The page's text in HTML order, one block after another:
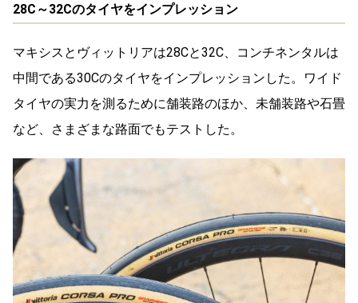
28C～32Cのタイヤをインプレッション
マキシスとヴィットリアは28Cと32C、コンチネンタルは
中間である30Cのタイヤをインプレッションした。ワイド
タイヤの実力を測るために舗装路のほか、未舗装路や石畳
など、さまざまな路面でもテストした。